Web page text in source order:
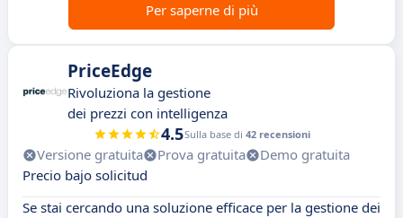
Per saperne di più
PriceEdge
Rivoluziona la gestione
dei prezzi con intelligenza
4.5Sulla base di 42 recensioni
Versione gratuita Prova gratuita
Demo gratuita
Precio bajo solicitud
Se stai cercando una soluzione efficace per la gestione dei